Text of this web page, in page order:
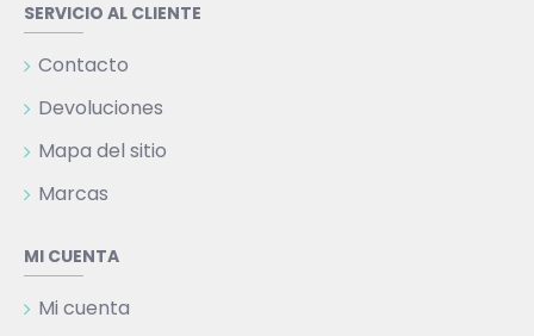
SERVICIO AL CLIENTE
Contacto
Devoluciones
Mapa del sitio
Marcas
MI CUENTA
Mi cuenta